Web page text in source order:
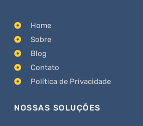
Home
Sobre
Blog
Contato
Política de Privacidade
NOSSAS SOLUÇÕES